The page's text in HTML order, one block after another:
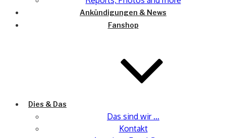
Ankündigungen & News
Fanshop
Dies & Das
Das sind wir …
Kontakt